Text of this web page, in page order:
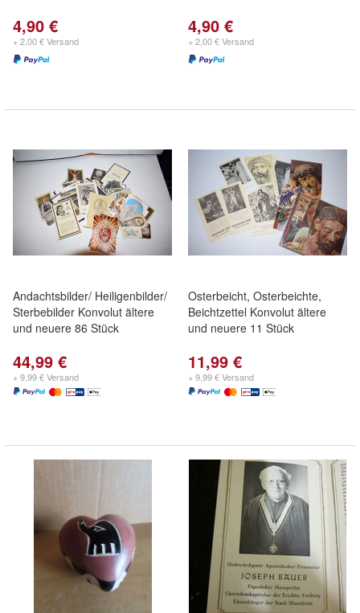
4,90 €
+ 2,00 € Versand
4,90 €
+ 2,00 € Versand
Andachtsbilder/ Heiligenbilder/
Sterbebilder Konvolut ältere
und neuere 86 Stück
44,99 €
+ 9,99 € Versand
Osterbeicht, Osterbeichte,
Beichtzettel Konvolut ältere
und neuere 11 Stück
11,99 €
+ 9,99 € Versand